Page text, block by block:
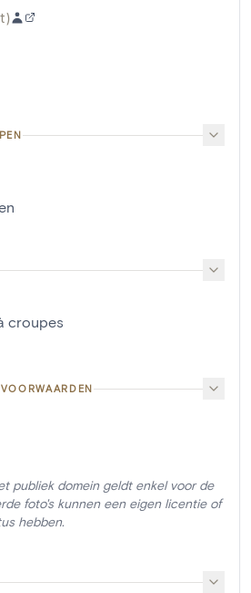
)
croupes
publiek domein geldt enkel voor de
foto's kunnen een eigen licentie of
hebben.